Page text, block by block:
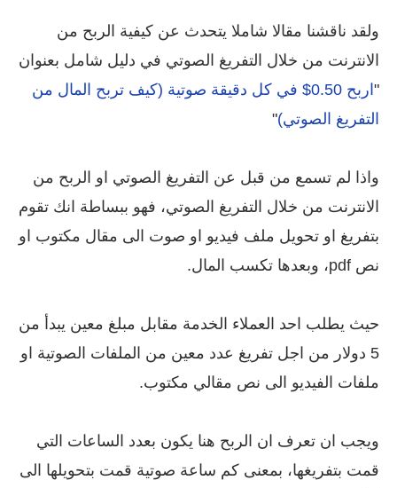
ولقد ناقشنا مقالا شاملا يتحدث عن كيفية الربح من
الانترنت من خلال التفريغ الصوتي في دليل شامل بعنوان
"
اربح 0.50$ في كل دقيقة صوتية (كيف تربح المال من
التفريغ الصوتي)"
واذا لم تسمع من قبل عن التفريغ الصوتي او الربح من
الانترنت من خلال التفريغ الصوتي، فهو ببساطة انك تقوم
بتفريغ او تحويل ملف فيديو او صوت الى مقال مكتوب او
نص pdf، وبعدها تكسب المال.
حيث يطلب احد العملاء الخدمة مقابل مبلغ معين يبدأ من
5 دولار من اجل تفريغ عدد معين من الملفات الصوتية او
ملفات الفيديو الى نص مقالي مكتوب.
ويجب ان تعرف ان الربح هنا يكون بعدد الساعات التي
قمت بتفريغها، بمعنى كم ساعة صوتية قمت بتحويلها الى